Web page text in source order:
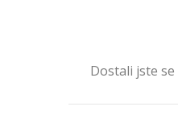
Dostali jste